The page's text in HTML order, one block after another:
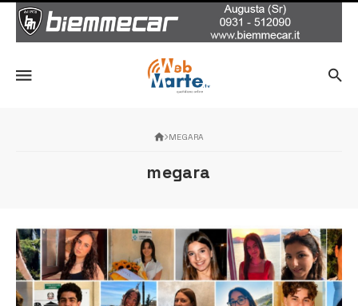
MEGARA
megara